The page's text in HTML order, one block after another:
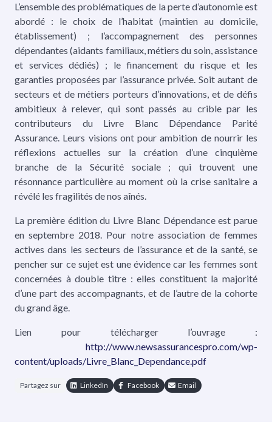
L’ensemble des problématiques de la perte d’autonomie est
abordé : le choix de l’habitat (maintien au domicile,
établissement) ; l’accompagnement des personnes
dépendantes (aidants familiaux, métiers du soin, assistance
et services dédiés) ; le financement du risque et les
garanties proposées par l’assurance privée. Soit autant de
secteurs et de métiers porteurs d’innovations, et de défis
ambitieux à relever, qui sont passés au crible par les
contributeurs du Livre Blanc Dépendance Parité
Assurance. Leurs visions ont pour ambition de nourrir les
réflexions actuelles sur la création d’une cinquième
branche de la Sécurité sociale ; qui trouvent une
résonnance particulière au moment où la crise sanitaire a
révélé les fragilités de nos aînés.
La première édition du Livre Blanc Dépendance est parue
en septembre 2018. Pour notre association de femmes
actives dans les secteurs de l’assurance et de la santé, se
pencher sur ce sujet est une évidence car les femmes sont
concernées à double titre : elles constituent la majorité
d’une part des accompagnants, et de l’autre de la cohorte
du grand âge.
Lien pour télécharger l’ouvrage :
http://www.newsassurancespro.com/wp-
content/uploads/Livre_Blanc_Dependance.pdf
Partagez sur LinkedIn Facebook Email